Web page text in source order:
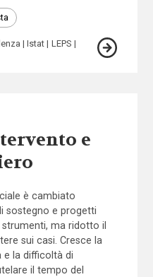
Istat
LEPS
e
è cambiato
sostegno e progetti
ma ridotto il
sui casi. Cresce la
e la difficoltà di
il tempo del